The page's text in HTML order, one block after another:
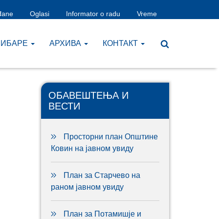
Oglasi Informator o radu Vreme
AРХИВА КОНТАКТ
ОБАВЕШТЕЊА И
ВЕСТИ
Просторни план Општине
Ковин на јавном увиду
План за Старчево на
раном јавном увиду
План за Потамишје и